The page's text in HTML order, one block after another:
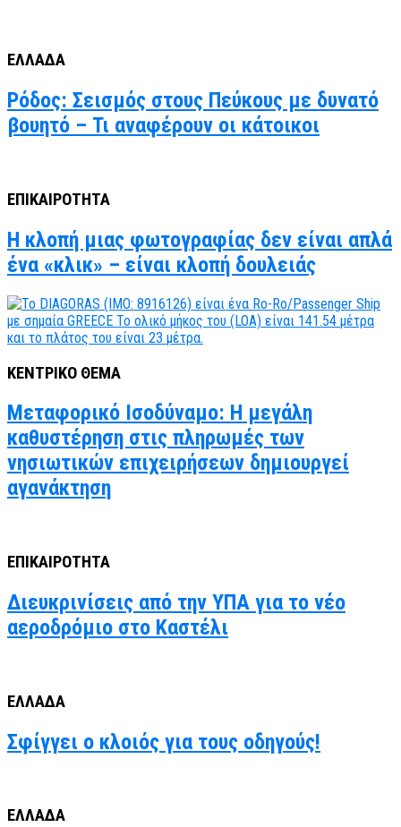
ΕΛΛΑΔΑ
Ρόδος: Σεισμός στους Πεύκους με δυνατό
βουητό – Τι αναφέρουν οι κάτοικοι
ΕΠΙΚΑΙΡΟΤΗΤΑ
Η κλοπή μιας φωτογραφίας δεν είναι απλά
ένα «κλικ» – είναι κλοπή δουλειάς
ΚΕΝΤΡΙΚΟ ΘΕΜΑ
Μεταφορικό Ισοδύναμο: Η μεγάλη
καθυστέρηση στις πληρωμές των
νησιωτικών επιχειρήσεων δημιουργεί
αγανάκτηση
ΕΠΙΚΑΙΡΟΤΗΤΑ
Διευκρινίσεις από την ΥΠΑ για το νέο
αεροδρόμιο στο Καστέλι
ΕΛΛΑΔΑ
Σφίγγει ο κλοιός για τους οδηγούς!
ΕΛΛΑΔΑ